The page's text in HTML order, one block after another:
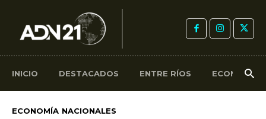
INICIO DESTACADOS ENTRE RÍOS ECONOMÍA
ECONOMÍA NACIONALES